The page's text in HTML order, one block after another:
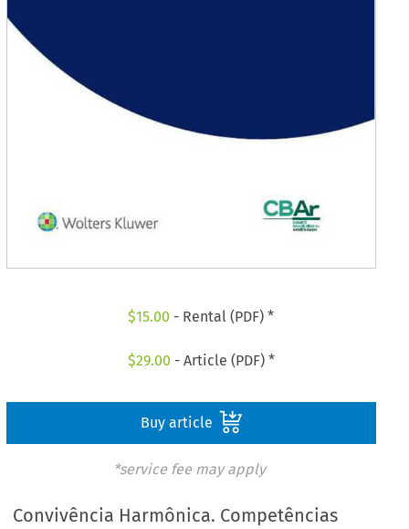
$15.00 - Rental (PDF) *
$29.00 - Article (PDF) *
Buy article
*service fee may apply
Convivência Harmônica. Competências